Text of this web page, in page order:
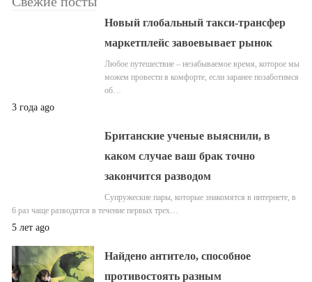
Новый глобальный такси-трансфер
маркетплейс завоевывает рынок
Любое путешествие – незабываемое время, которое мы
можем провести в комфорте, если заранее позаботимся
об…
3 года ago
Британские ученые выяснили, в
каком случае ваш брак точно
закончится разводом
Супружеские пары, которые знакомятся в интернете, в
6 раз чаще разводятся в течение первых трех…
5 лет ago
Найдено антитело, способное
противостоять разным